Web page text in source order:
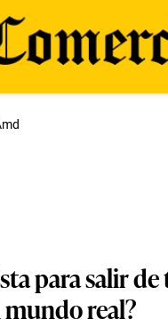
para salir
real?